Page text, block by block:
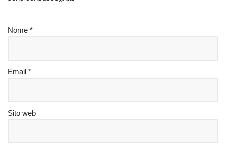
Nome *
Email *
Sito web